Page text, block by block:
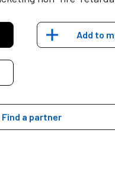
Add to
Find a partner